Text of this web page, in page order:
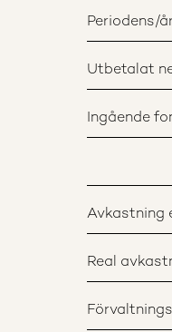
Periodens/
Utbetalat
Ingående
Avkastning
Real